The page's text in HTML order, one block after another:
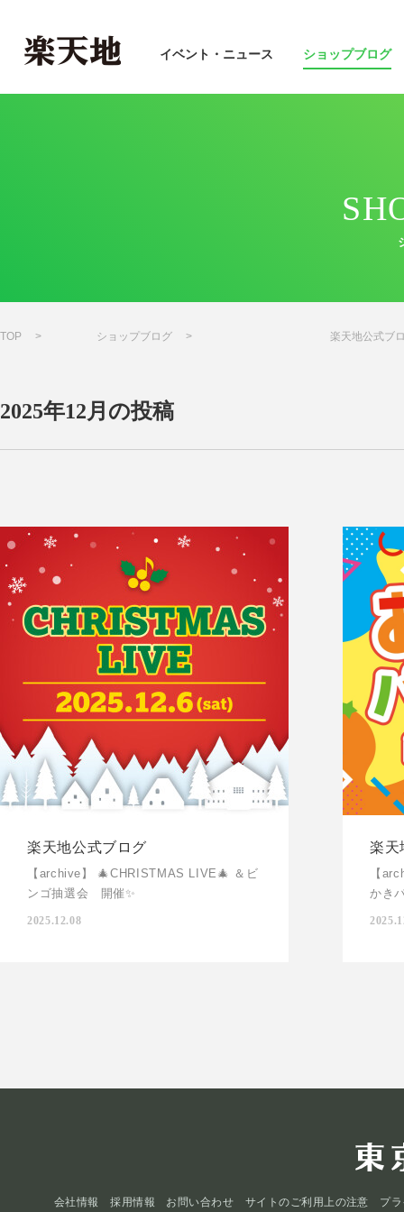
イベント・ニュース ショップブログ
TOP ショップブログ 楽天地公式ブ
2025年12月の投稿
楽天地公式ブログ
【archive】 🎄CHRISTMAS LIVE🎄 ＆ビ
ンゴ抽選会 開催✨
2025.12.08
楽天
【
かき
会社情報 採用情報 お問い合わせ サイトのご利用上の注意 プ